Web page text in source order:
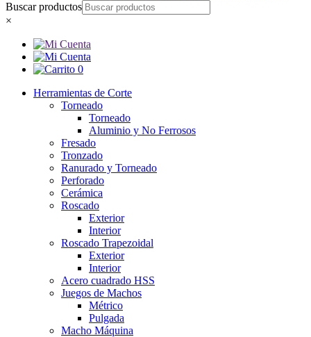
Buscar productos
×
0
Herramientas de Corte
Torneado
Torneado
Aluminio y No Ferrosos
Fresado
Tronzado
Ranurado y Torneado
Perforado
Cerámica
Roscado
Exterior
Interior
Roscado Trapezoidal
Exterior
Interior
Acero cuadrado HSS
Juegos de Machos
Métrico
Pulgada
Macho Máquina